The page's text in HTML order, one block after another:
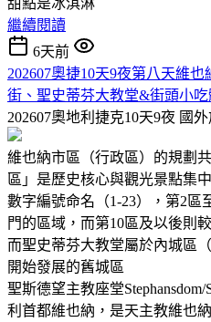
繼續閱讀
6天前
202607奧捷10天9夜第八天維
街、聖史蒂芬大教堂&街頭小
202607奧地利捷克10天9夜 國
維也納市區（行政區）的規劃
區」是歷史核心與觀光景點集
數字編號命名（1-23），第2區
門的區域，而第10區及以後則
而聖史蒂芬大教堂屬於內城區
開始發展的舊城區
聖斯德望主教座堂Stephansdom/
利首都維也納，是天主教維也